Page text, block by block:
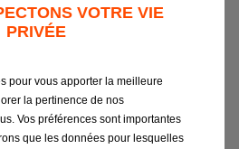
d’un
optimal
L’entretien : la
VOTRE VIE
PRIVÉE
pour vous apporter la meilleure
la pertinence de nos
Vos préférences sont importantes
que les données pour lesquelles